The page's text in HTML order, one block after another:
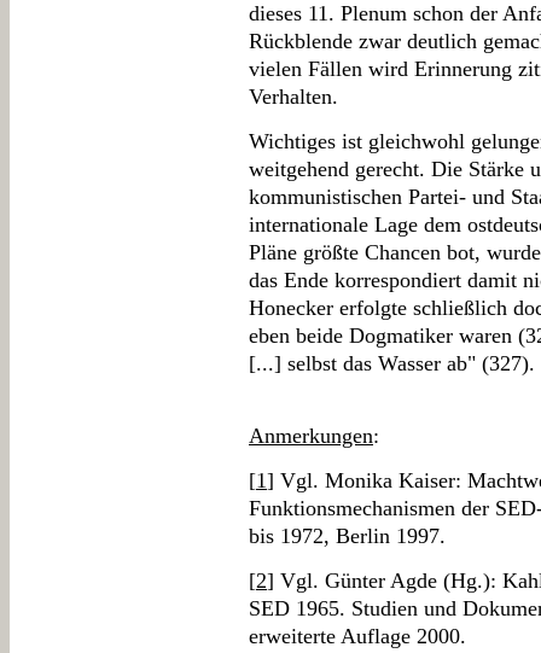
dieses 11. Plenum schon der
Rückblende zwar deutlich
vielen Fällen wird Erinnerung
Verhalten.
Wichtiges ist gleichwohl
weitgehend gerecht. Die Stärke
kommunistischen Partei- und
internationale Lage dem
Pläne größte Chancen bot,
das Ende korrespondiert damit
Honecker erfolgte schließlich
eben beide Dogmatiker waren
[...] selbst das Wasser ab" (327).
Anmerkungen:
[1] Vgl. Monika Kaiser:
Funktionsmechanismen der
bis 1972, Berlin 1997.
[2] Vgl. Günter Agde (Hg.):
SED 1965. Studien und
erweiterte Auflage 2000.